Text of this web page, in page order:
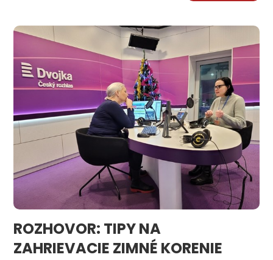
ROZHOVOR: TIPY NA
ZAHRIEVACIE ZIMNÉ KORENIE